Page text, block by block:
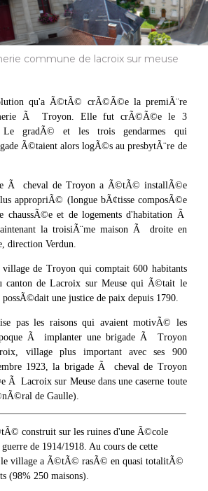
commune de lacroix sur meuse
qu'a Ã©tÃ© crÃ©Ã©e la premiÃ¨re
Ã Troyon. Elle fut crÃ©Ã©e le 3
Le gradÃ© et les trois gendarmes qui
Ã©taient alors logÃ©s au presbytÃ¨re de
Ã cheval de Troyon a Ã©tÃ© installÃ©e
appropriÃ© (longue bÃ¢tisse composÃ©e
chaussÃ©e et de logements d'habitation Ã
la troisiÃ¨me maison Ã droite en
direction Verdun.
de Troyon qui comptait 600 habitants
canton de Lacroix sur Meuse qui Ã©tait le
une justice de paix depuis 1790.
pas les raisons qui avaient motivÃ© les
Ã implanter une brigade Ã Troyon
village plus important avec ses 900
1923, la brigade Ã cheval de Troyon
Lacroix sur Meuse dans une caserne toute
de Gaulle).
construit sur les ruines d'une Ã©cole
de 1914/1918. Au cours de cette
village a Ã©tÃ© rasÃ© en quasi totalitÃ©
(98% 250 maisons).